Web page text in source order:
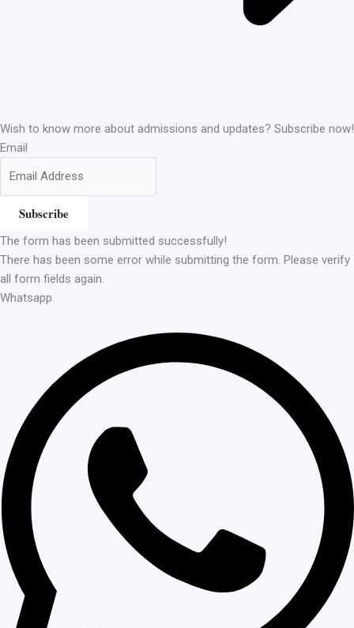
Wish to know more about admissions and updates? Subscribe now!
Email
Subscribe
The form has been submitted successfully!
There has been some error while submitting the form. Please verify
all form fields again.
Whatsapp